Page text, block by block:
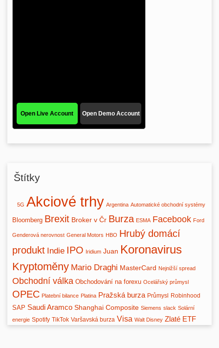
Štítky
5G Akciové trhy Argentina Automatické obchodní systémy
Bloomberg Brexit Broker v Čr Burza ESMA Facebook Ford
Genderová nerovnost General Motors HBO Hrubý domácí
produkt Indie IPO Iridium Juan Koronavirus
Kryptoměny Mario Draghi MasterCard Nejnižší spread
Obchodní válka Obchodování na forexu Ocelářský průmysl
OPEC Platební bilance Platina Pražská burza Průmysl Robinhood
SAP Saudi Aramco Shanghai Composite Siemens slack Solární
energie Spotify TikTok Varšavská burza Visa Walt Disney Zlaté ETF